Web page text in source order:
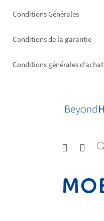
Conditions Générales
Conditions de la garantie
Conditions générales d’achat